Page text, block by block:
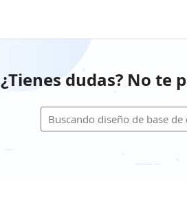
¿Tienes dudas? No te